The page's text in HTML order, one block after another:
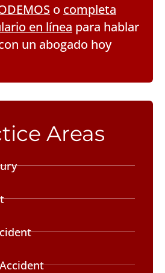
o completa
en línea para hablar
un abogado hoy
Areas